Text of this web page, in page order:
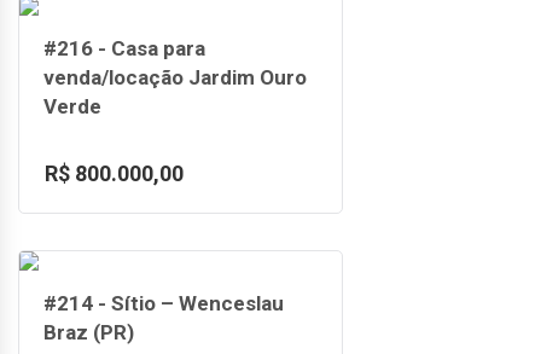
#216 - Casa para
venda/locação Jardim Ouro
Verde
R$ 800.000,00
#214 - Sítio – Wenceslau
Braz (PR)